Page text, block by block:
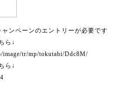
ンペーンのエントリーが必要です
ら↓
tr/mp/tokutabi/Ddc8M/
ら↓